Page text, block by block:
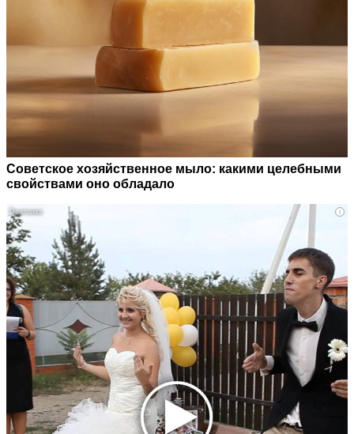
Советское хозяйственное мыло: какими целебными
свойствами оно обладало
i